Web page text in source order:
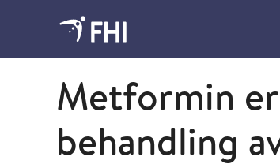
2011 - publikasjoner fra FHI
Metformin
behandling